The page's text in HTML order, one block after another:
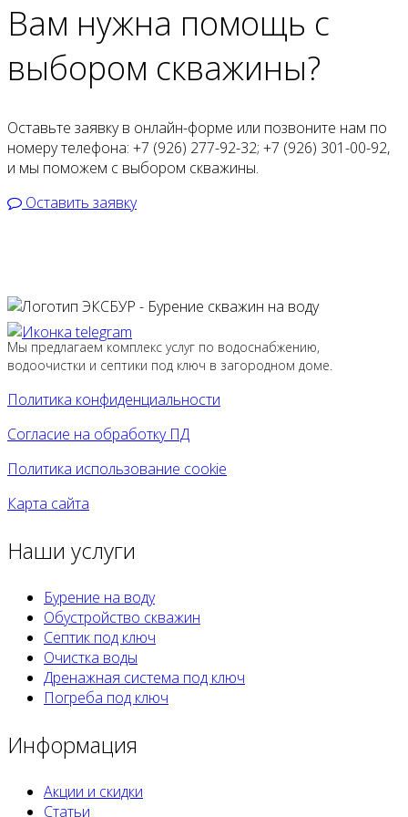
Вам нужна помощь с
выбором скважины?
Оставьте заявку в онлайн-форме или позвоните нам по
номеру телефона: +7 (926) 277-92-32; +7 (926) 301-00-92,
и мы поможем с выбором скважины.
Оставить заявку
Мы предлагаем комплекс услуг по водоснабжению,
водоочистки и септики под ключ в загородном доме.
Политика конфиденциальности
Согласие на обработку ПД
Политика использование cookie
Карта сайта
Наши услуги
Бурение на воду
Обустройство скважин
Септик под ключ
Очистка воды
Дренажная система под ключ
Погреба под ключ
Информация
Акции и скидки
Статьи